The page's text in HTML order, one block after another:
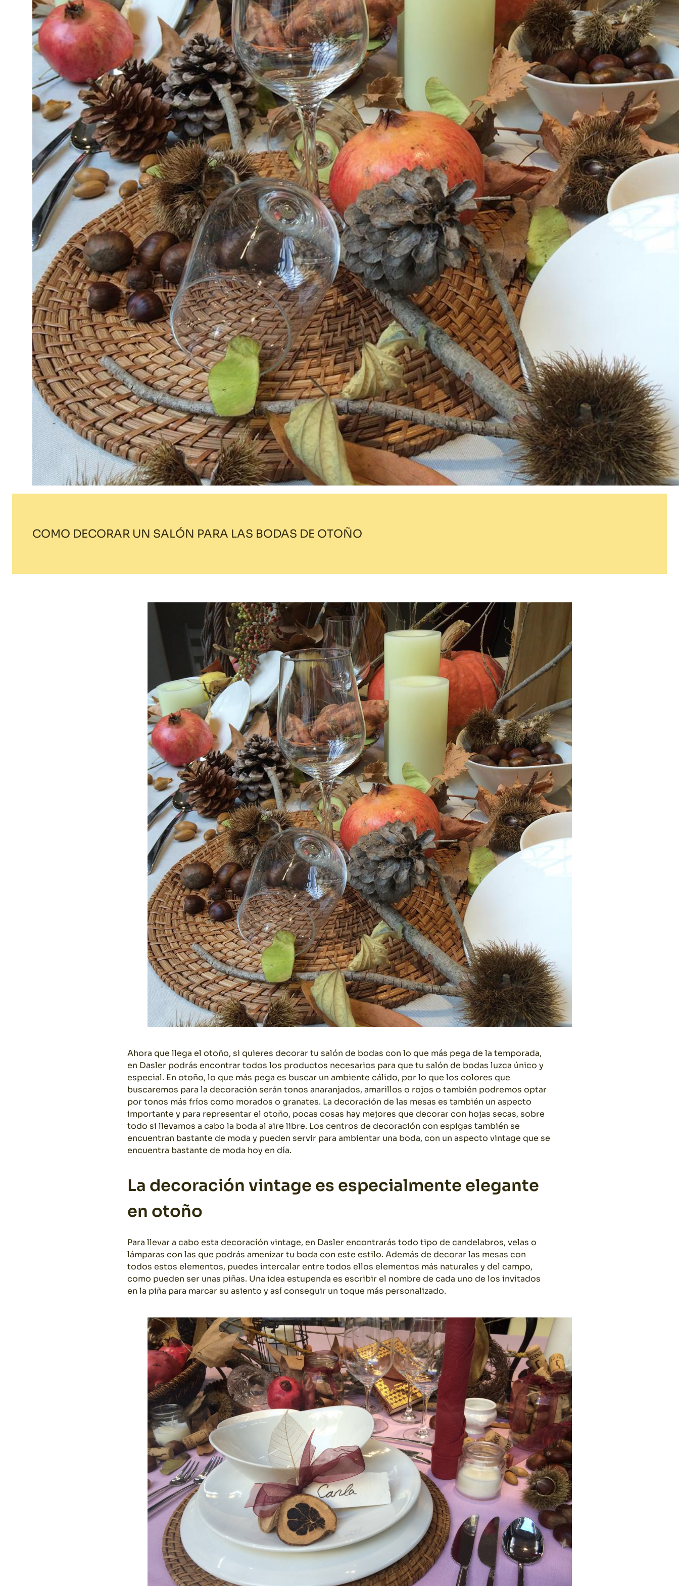
Decoración
Material de
hosteleria
COMO DECORAR UN SALÓN PARA LAS BODAS DE OTOÑO
Ahora que llega el otoño, si quieres decorar tu salón de bodas con lo que más pega de la temporada,
en Dasler podrás encontrar todos los productos necesarios para que tu salón de bodas luzca único y
especial. En otoño, lo que más pega es buscar un ambiente cálido, por lo que los colores que
buscaremos para la decoración serán tonos anaranjados, amarillos o rojos o también podremos optar
por tonos más fríos como morados o granates. La decoración de las mesas es también un aspecto
importante y para representar el otoño, pocas cosas hay mejores que decorar con hojas secas, sobre
todo si llevamos a cabo la boda al aire libre. Los centros de decoración con espigas también se
encuentran bastante de moda y pueden servir para ambientar una boda, con un aspecto vintage que se
encuentra bastante de moda hoy en día.
La decoración vintage es especialmente elegante
en otoño
Para llevar a cabo esta decoración vintage, en Dasler encontrarás todo tipo de candelabros, velas o
lámparas con las que podrás amenizar tu boda con este estilo. Además de decorar las mesas con
todos estos elementos, puedes intercalar entre todos ellos elementos más naturales y del campo,
como pueden ser unas piñas. Una idea estupenda es escribir el nombre de cada uno de los invitados
en la piña para marcar su asiento y así conseguir un toque más personalizado.